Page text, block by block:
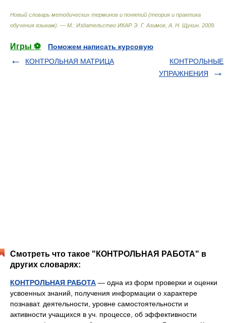
Новый словарь методических терминов и понятий (теория и практика
обучения языкам). — М.: Издательство ИКАР. Э. Г. Азимов, А. Н. Щукин 2009
Игры ⚽
Поможем написать курсовую
КОНТРОЛЬНАЯ МАТРИЦА
КОНТРОЛЬНЫЕ
УПРАЖНЕНИЯ
Смотреть что такое "КОНТРОЛЬНАЯ РАБОТА" в
других словарях:
КОНТРОЛЬНАЯ РАБОТА — одна из форм проверки и оценки
усвоенных знаний, получения информации о характере
познават. деятельности, уровне самостоятельности и
активности учащихся в уч. процессе, об эффективности